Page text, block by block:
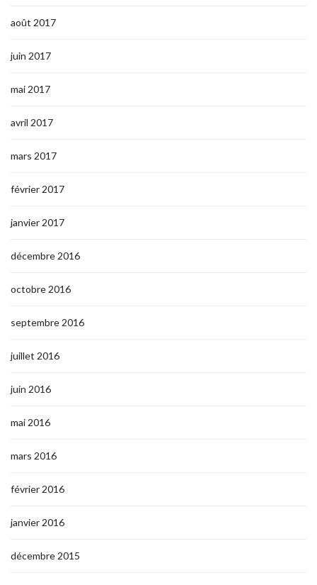
août 2017
juin 2017
mai 2017
avril 2017
mars 2017
février 2017
janvier 2017
décembre 2016
octobre 2016
septembre 2016
juillet 2016
juin 2016
mai 2016
mars 2016
février 2016
janvier 2016
décembre 2015